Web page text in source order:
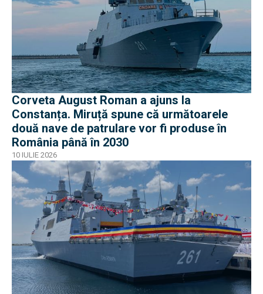
Corveta August Roman a ajuns la
Constanța. Miruță spune că următoarele
două nave de patrulare vor fi produse în
România până în 2030
10 IULIE 2026